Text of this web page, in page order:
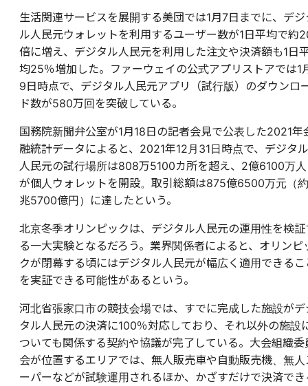
生活関連サービスを展開する美団では1月7日までに、デジ
ル人民元ウォレットを利用するユーザー数が1日平均で約
倍に増え、デジタル人民元を利用した注文や決済額も1日
均25％増加した。ファーウェイの公式アプリストアでは1
9日時点で、デジタル人民元アプリ（試行版）のダウンロ
ド数が580万回を突破している。
国務院新聞弁公室が1月18日の記者会見で公表した2021年
融統計データによると、2021年12月31日時点で、デジタル
人民元の試行場所は808万5100カ所を超え、2億6100万人
が個人ウォレットを開設。取引総額は875億6500万元（
兆5700億円）に達したという。
北京冬季オリンピックは、デジタル人民元の運用性を検証
る一大実験となるだろう。業界関係者によると、オリンピ
クが閉幕する頃にはデジタル人民元が幅広く適用できるこ
を実証できる可能性があるという。
河北省張家口市の競技会場では、すでに完成した施設がデ
タル人民元の決済に100％対応しており、それ以外の施設
ついても関係する契約や協議が完了している。大会組織委
会が位置するエリアでは、無人販売車や自動販売機、無人
ーパーなどが試験運用されるほか、かざすだけで決済でき